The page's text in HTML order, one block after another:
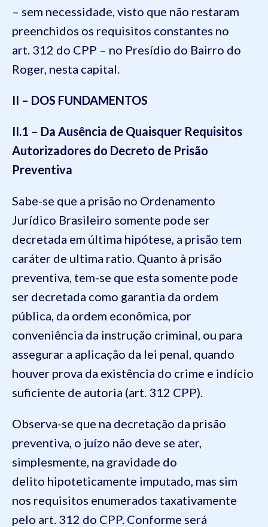
– sem necessidade, visto que não restaram
preenchidos os requisitos constantes no
art. 312 do CPP – no Presídio do Bairro do
Roger, nesta capital.
II – DOS FUNDAMENTOS
II.1 – Da Ausência de Quaisquer Requisitos
Autorizadores do Decreto de Prisão
Preventiva
Sabe-se que a prisão no Ordenamento
Jurídico Brasileiro somente pode ser
decretada em última hipótese, a prisão tem
caráter de ultima ratio. Quanto à prisão
preventiva, tem-se que esta somente pode
ser decretada como garantia da ordem
pública, da ordem econômica, por
conveniência da instrução criminal, ou para
assegurar a aplicação da lei penal, quando
houver prova da existência do crime e indício
suficiente de autoria (art. 312 CPP).
Observa-se que na decretação da prisão
preventiva, o juízo não deve se ater,
simplesmente, na gravidade do
delito hipoteticamente imputado, mas sim
nos requisitos enumerados taxativamente
pelo art. 312 do CPP. Conforme será